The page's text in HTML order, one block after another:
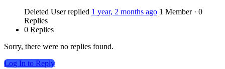
Deleted User replied 1 year, 2 months ago 1 Member · 0
Replies
0 Replies
Sorry, there were no replies found.
Log In to Reply